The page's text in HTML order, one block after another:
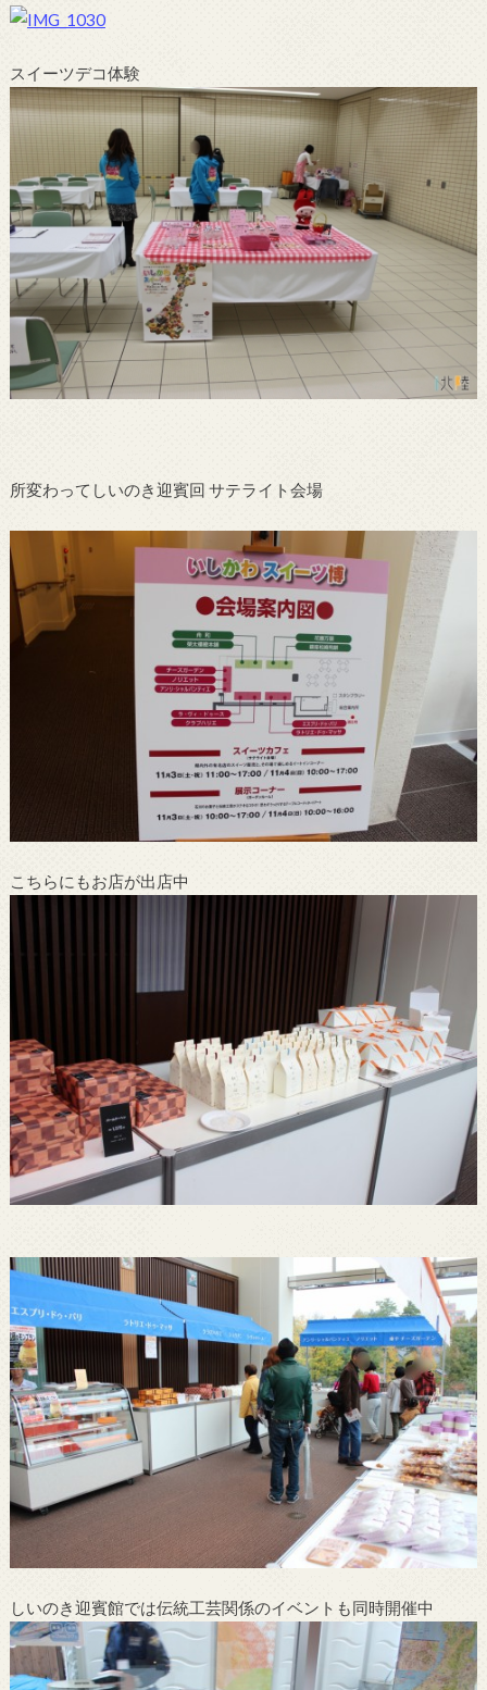
スイーツデコ体験
所変わってしいのき迎賓回 サテライト会場
こちらにもお店が出店中
しいのき迎賓館では伝統工芸関係のイベントも同時開催中